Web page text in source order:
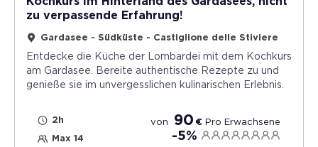
zu verpassende Erfahrung!
Gardasee - Südküste - Castiglione delle Stiviere
Entdecke die Küche der Lombardei mit dem Kochkurs
am Gardasee. Bereite authentische Rezepte zu und
genieße sie im unvergesslichen kulinarischen Erlebnis.
2h
Max 14
von 90 € Pro Erwachsene
-5%